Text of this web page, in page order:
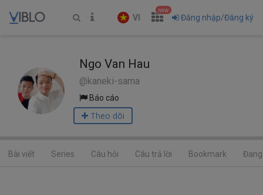
VI
new
Đăng nhập/Đăng ký
Ngo Van Hau
@kaneki-sama
Báo cáo
Theo dõi
Bài viết Series Câu hỏi Câu trả lời Bookmark